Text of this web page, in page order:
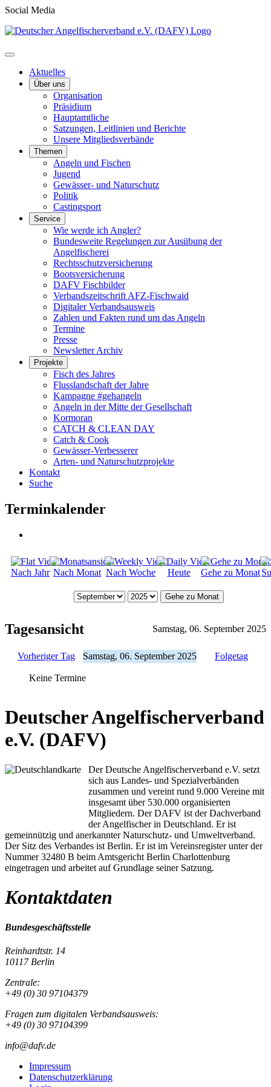
Social Media
Aktuelles
Über uns
Organisation
Präsidium
Hauptamtliche
Satzungen, Leitlinien und Berichte
Unsere Mitgliedsverbände
Themen
Angeln und Fischen
Jugend
Gewässer- und Naturschutz
Politik
Castingsport
Service
Wie werde ich Angler?
Bundesweite Regelungen zur Ausübung der
Angelfischerei
Rechtsschutzversicherung
Bootsversicherung
DAFV Fischbilder
Verbandszeitschrift AFZ-Fischwaid
Digitaler Verbandsausweis
Zahlen und Fakten rund um das Angeln
Termine
Presse
Newsletter Archiv
Projekte
Fisch des Jahres
Flusslandschaft der Jahre
Kampagne #gehangeln
Angeln in der Mitte der Gesellschaft
Kormoran
CATCH & CLEAN DAY
Catch & Cook
Gewässer-Verbesserer
Arten- und Naturschutzprojekte
Kontakt
Suche
Terminkalender
Nach Jahr Nach Monat Nach Woche Heute Gehe zu Monat
Gehe zu Monat
Tagesansicht Samstag, 06. September 2025
Vorheriger Tag Samstag, 06. September 2025 Folgetag
Keine Termine
Deutscher Angelfischerverband
e.V. (DAFV)
Der Deutsche Angelfischerverband e.V. setzt
sich aus Landes- und Spezialverbänden
zusammen und vereint rund 9.000 Vereine mit
insgesamt über 530.000 organisierten
Mitgliedern. Der DAFV ist der Dachverband
der Angelfischer in Deutschland. Er ist
gemeinnützig und anerkannter Naturschutz- und Umweltverband.
Der Sitz des Verbandes ist Berlin. Er ist im Vereinsregister unter der
Nummer 32480 B beim Amtsgericht Berlin Charlottenburg
eingetragen und arbeitet auf Grundlage seiner Satzung.
Kontaktdaten
Bundesgeschäftsstelle
Reinhardtstr. 14
10117 Berlin
Zentrale:
+49 (0) 30 97104379
Fragen zum digitalen Verbandsausweis:
+49 (0) 30 97104399
info@dafv.de
Impressum
Datenschutzerklärung